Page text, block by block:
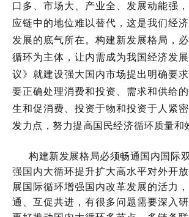
口多、市场大、产业全、发展动能强
应链中的地位难以替代，这是我们经
发展的底气所在。构建新发展格局，
循环为主体，让内需成为我国经济发
议》就建设强大国内市场提出明确要
要正确处理消费和投资、需求和供给
生和促消费、投资于物和投资于人紧
发力点，努力提高国民经济循环质量和
构建新发展格局必须畅通国内国际
强国内大循环提升扩大高水平对外开
展国际循环增强国内改革发展的活力
通、互促共进，有很多问题需要深入